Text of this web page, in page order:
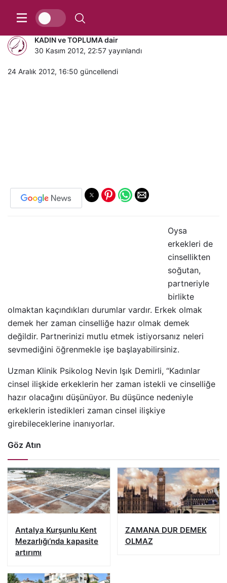
Erkekler neden yataktan kaçar?
KADIN ve TOPLUMA dair
30 Kasım 2012, 22:57 yayınlandı
24 Aralık 2012, 16:50 güncellendi
Oysa
erkekleri de
cinsellikten
soğutan,
partneriyle
birlikte
olmaktan kaçındıkları durumlar vardır. Erkek olmak
demek her zaman cinselliğe hazır olmak demek
değildir. Partnerinizi mutlu etmek istiyorsanız neleri
sevmediğini öğrenmekle işe başlayabilirsiniz.
Uzman Klinik Psikolog Nevin Işık Demirli, “Kadınlar
cinsel ilişkide erkeklerin her zaman istekli ve cinselliğe
hazır olacağını düşünüyor. Bu düşünce nedeniyle
erkeklerin istedikleri zaman cinsel ilişkiye
girebileceklerine inanıyorlar.
Göz Atın
Antalya Kurşunlu Kent
Mezarlığı’nda kapasite
artırımı
ZAMANA DUR DEMEK
OLMAZ